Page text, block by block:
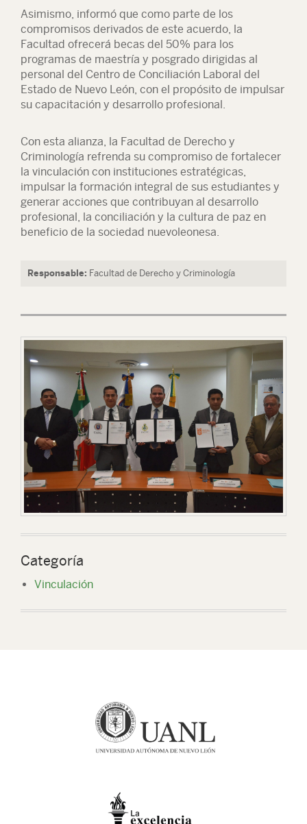
Asimismo, informó que como parte de los
compromisos derivados de este acuerdo, la
Facultad ofrecerá becas del 50% para los
programas de maestría y posgrado dirigidas al
personal del Centro de Conciliación Laboral del
Estado de Nuevo León, con el propósito de impulsar
su capacitación y desarrollo profesional.
Con esta alianza, la Facultad de Derecho y
Criminología refrenda su compromiso de fortalecer
la vinculación con instituciones estratégicas,
impulsar la formación integral de sus estudiantes y
generar acciones que contribuyan al desarrollo
profesional, la conciliación y la cultura de paz en
beneficio de la sociedad nuevoleonesa.
Responsable: Facultad de Derecho y Criminología
Categoría
Vinculación